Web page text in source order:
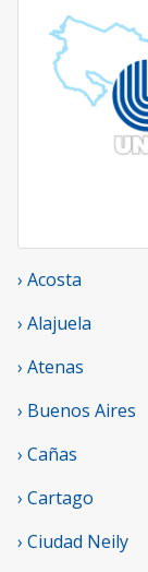
› Acosta
› Alajuela
› Atenas
› Buenos Aires
› Cañas
› Cartago
› Ciudad Neily